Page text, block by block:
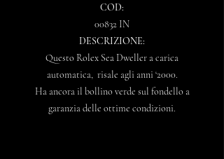
COD:
00832 IN
DESCRIZIONE:
Questo Rolex Sea Dweller a carica
automatica, risale agli anni ‘2000.
Ha ancora il bollino verde sul fondello a
garanzia delle ottime condizioni.